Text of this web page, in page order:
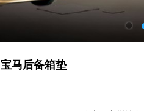
宝马后备箱垫